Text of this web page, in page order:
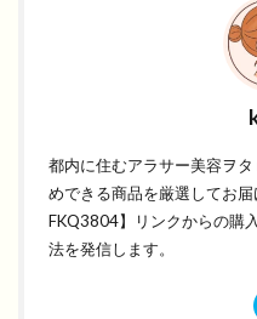
都内に住むアラサー美容ヲ
めできる商品を厳選してお
FKQ3804】リンクからの購
法を発信します。